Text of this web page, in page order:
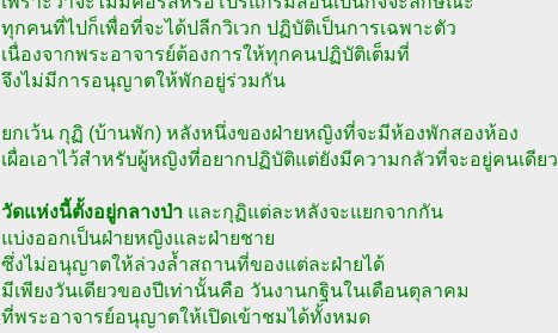
ทุกคนที่ไปก็เพื่อที่จะได้ปลีกวิเวก ปฏิบัติเป็นการเฉพาะตัว
เนื่องจากพระอาจารย์ต้องการให้ทุกคนปฏิบัติเต็มที่
จึงไม่มีการอนุญาตให้พักอยู่ร่วมกัน
ยกเว้น กุฏิ (บ้านพัก) หลังหนึ่งของฝ่ายหญิงที่จะมีห้องพักสองห้อง
เผื่อเอาไว้สำหรับผู้หญิงที่อยากปฏิบัติแต่ยังมีความกลัวที่จะอยู่คนเดียว
วัดแห่งนี้ตั้งอยู่กลางป่า และกุฏิแต่ละหลังจะแยกจากกัน
แบ่งออกเป็นฝ่ายหญิงและฝ่ายชาย
ซึ่งไม่อนุญาตให้ล่วงล้ำสถานที่ของแต่ละฝ่ายได้
มีเพียงวันเดียวของปีเท่านั้นคือ วันงานกฐินในเดือนตุลาคม
ที่พระอาจารย์อนุญาตให้เปิดเข้าชมได้ทั้งหมด